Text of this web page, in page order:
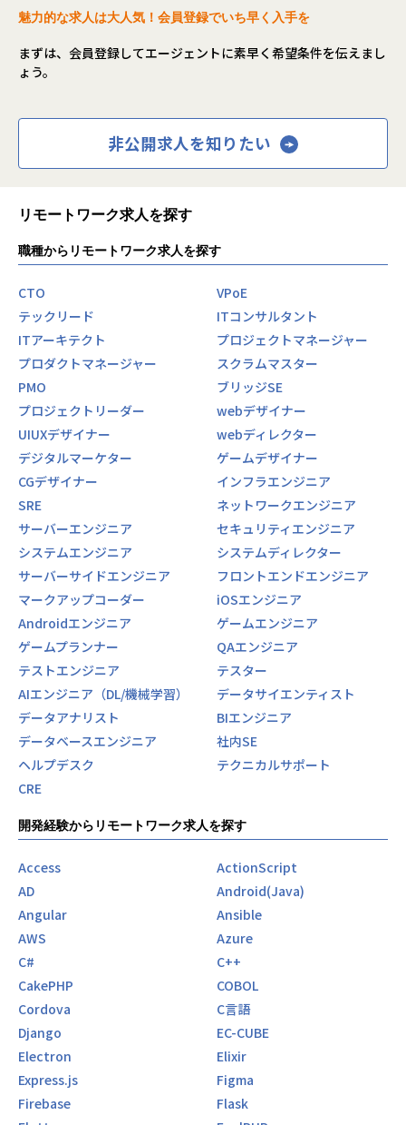
ます。
■役割・ミッション
で全工程を主導します。
・特定のベンダーに依存せず、ビジネス要件に応じた最適な
・障害予測、運用自動化、セキュリティ強化、リソース最適
化などにAI等の最新技術を取り入れ、実用的な価値を提供し
ます。
・個々の能力を可視化した「最適なチーム体制」を実現する
顧客・社員・会社の三者が成長できる環境を創出します。
■ポジションの魅力
・最先端技術（AI×クラウド）の実用化に挑める環境
単なる保守・運用に留まらず、AI技術を用いた障害予測、自
動化、セキュリティ最適化など、
最新技術を実際の社会インフラへ実装する挑戦が可能です。
・マルチクラウド環境での高度なアーキテクチャ設計
AWS、Azure、Google Cloudといった主要クラウドサービス
を組み合わせ、
特定のベンダーに依存しない全体構想の設計（クラウドアー
キテクト）に携わることができます。
・「プロパー主義」による強固なチームマネジメント経験
自社社員中心のチームを率いるため、メンバーの育成やコー
チングに深く関与でき、
技術力とヒューマンスキルの両面を可視化した最適なチーム
体制でプロジェクトを完遂する醍醐味があります。
【業務の変更の範囲】
会社の定める業務の範囲
魅力的な求人は大人気！会員登録でいち早く入手を
まずは、会員登録してエージェントに素早く希望条件を伝えまし
ょう。
非公開求人を知りたい
リモートワーク求人を探す
職種からリモートワーク求人を探す
CTO
VPoE
テックリード
ITコンサルタント
ITアーキテクト
プロジェクトマネージャー
プロダクトマネージャー
スクラムマスター
PMO
ブリッジSE
プロジェクトリーダー
webデザイナー
UIUXデザイナー
webディレクター
デジタルマーケター
ゲームデザイナー
CGデザイナー
インフラエンジニア
SRE
ネットワークエンジニア
サーバーエンジニア
セキュリティエンジニア
システムエンジニア
システムディレクター
サーバーサイドエンジニア
フロントエンドエンジニア
マークアップコーダー
iOSエンジニア
Androidエンジニア
ゲームエンジニア
ゲームプランナー
QAエンジニア
テストエンジニア
テスター
AIエンジニア（DL/機械学習）
データサイエンティスト
データアナリスト
BIエンジニア
データベースエンジニア
社内SE
ヘルプデスク
テクニカルサポート
CRE
開発経験からリモートワーク求人を探す
Access
ActionScript
AD
Android(Java)
Angular
Ansible
AWS
Azure
C#
C++
CakePHP
COBOL
Cordova
C言語
Django
EC-CUBE
Electron
Elixir
Express.js
Figma
Firebase
Flask